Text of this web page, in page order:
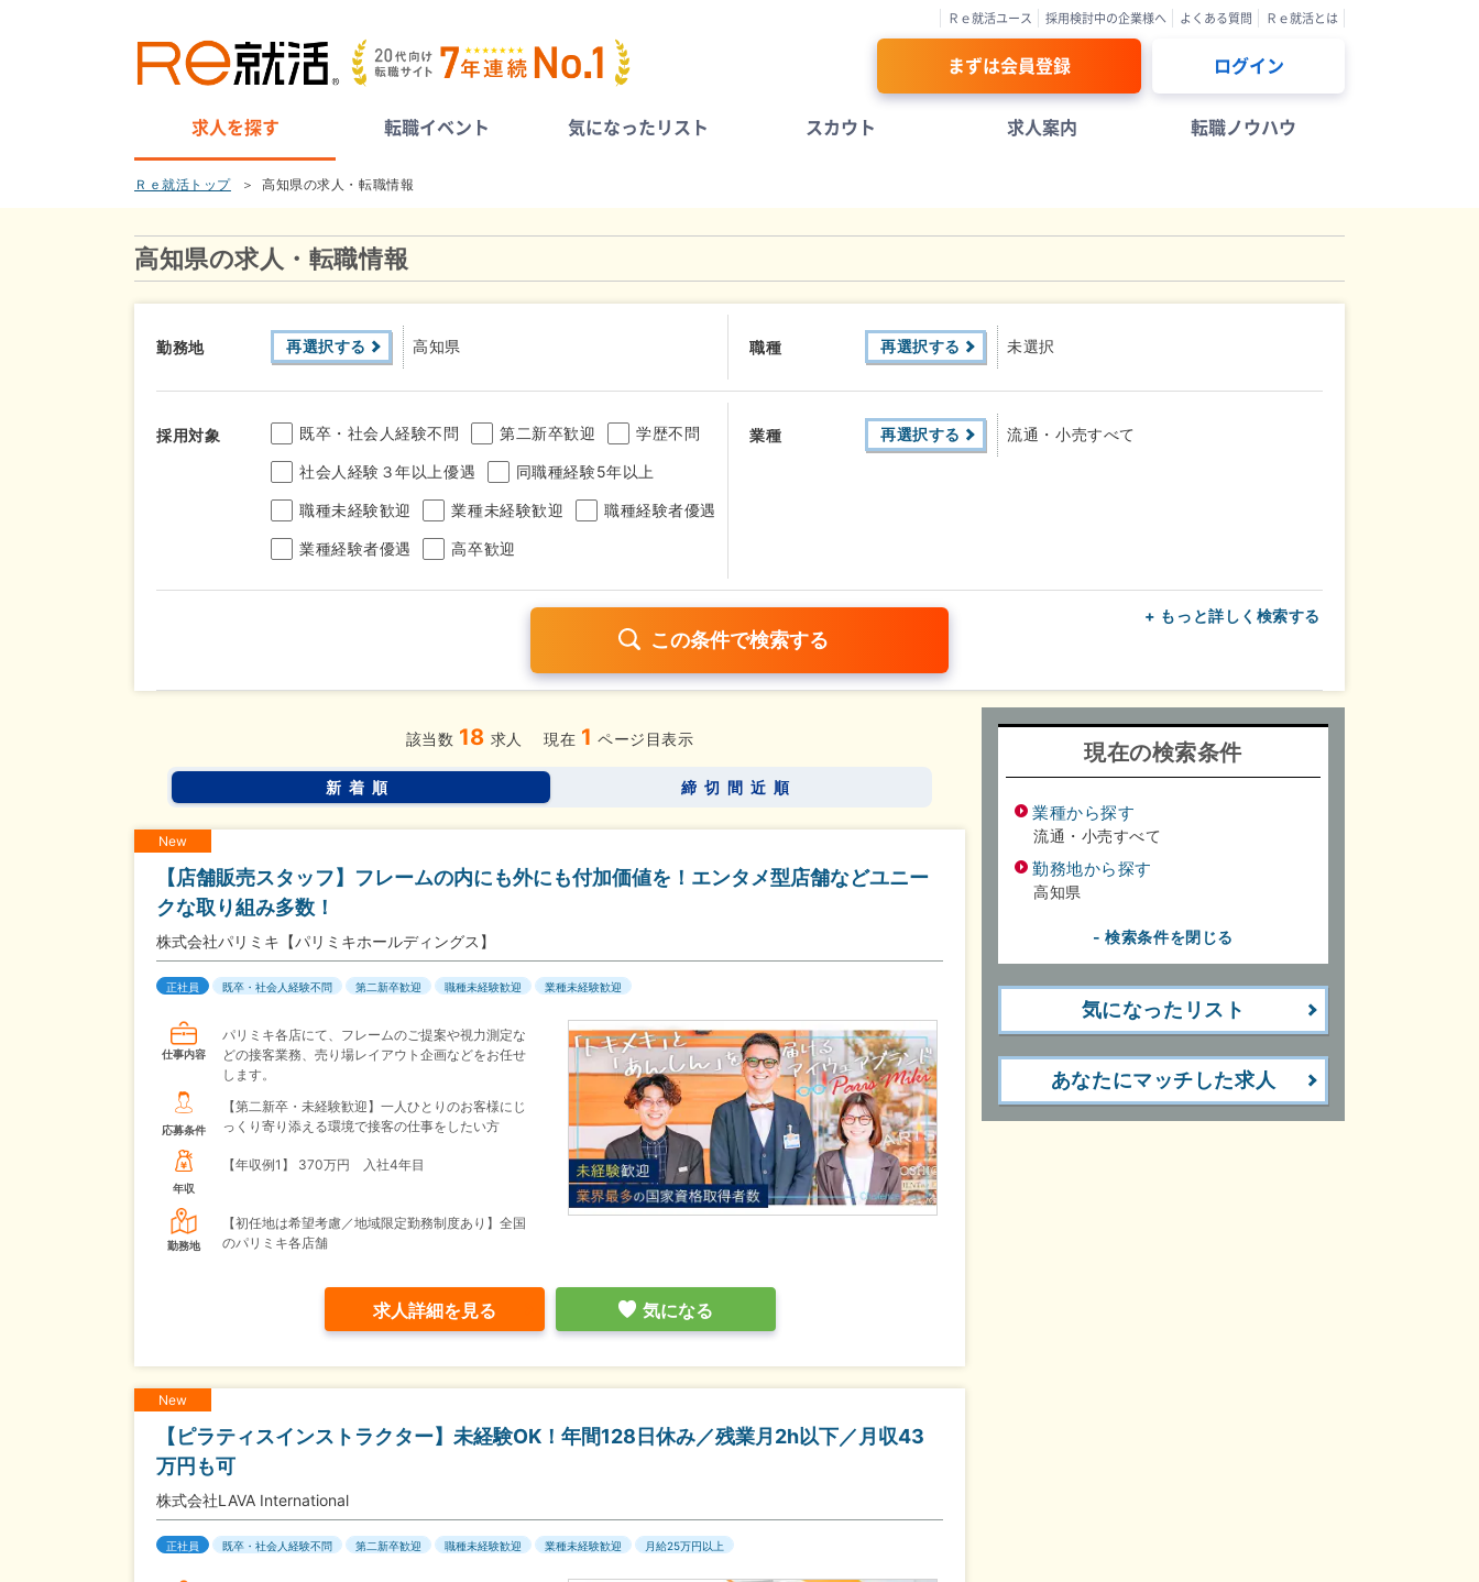
Ｒｅ就活ユース 採用検討中の企業様へ よくある質問 Ｒｅ就活とは
まずは会員登録 ログイン
求人を探す 転職イベント 気になったリスト スカウト 求人案内 転職ノウハウ
Ｒｅ就活トップ 高知県の求人・転職情報
高知県の求人・転職情報
勤務地 再選択する 高知県 職種 再選択する 未選択
採用対象 既卒・社会人経験不問 第二新卒歓迎 学歴不問
社会人経験３年以上優遇 同職種経験5年以上
職種未経験歓迎 業種未経験歓迎 職種経験者優遇
業種経験者優遇 高卒歓迎
業種 再選択する 流通・小売すべて
完全週休2日制 年間休日120日以上 残業少なめ（1日1時間以内）
土日面接OK 書類選考なし
+ もっと詳しく検索する
該当数 18 求人 現在 1 ページ目表示
新着順 締切間近順
New
【店舗販売スタッフ】フレームの内にも外にも付加価値を！エンタメ型店舗などユニー
クな取り組み多数！
株式会社パリミキ【パリミキホールディングス】
正社員 既卒・社会人経験不問 第二新卒歓迎 職種未経験歓迎 業種未経験歓迎
仕事内容
パリミキ各店にて、フレームのご提案や視力測定な
どの接客業務、売り場レイアウト企画などをお任せ
します。
応募条件
【第二新卒・未経験歓迎】一人ひとりのお客様にじ
っくり寄り添える環境で接客の仕事をしたい方
年収
【年収例1】 370万円 入社4年目
勤務地
【初任地は希望考慮／地域限定勤務制度あり】全国
のパリミキ各店舗
求人詳細を見る 気になる
New
【ピラティスインストラクター】未経験OK！年間128日休み／残業月2h以下／月収43
万円も可
株式会社LAVA International
正社員 既卒・社会人経験不問 第二新卒歓迎 職種未経験歓迎 業種未経験歓迎 月給25万円以上
現在の検索条件
業種から探す
流通・小売すべて
勤務地から探す
高知県
- 検索条件を閉じる
気になったリスト
あなたにマッチした求人